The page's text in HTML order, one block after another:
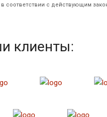
соответствии с действующим
клиенты: